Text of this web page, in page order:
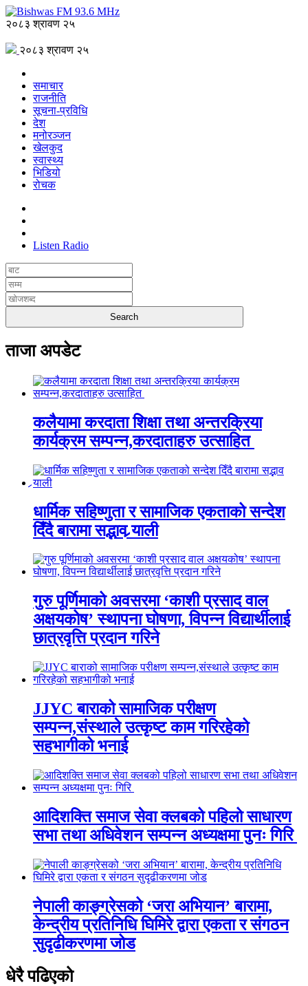
२०८३ श्रावण २५
२०८३ श्रावण २५
समाचार
राजनीति
सूचना-प्रविधि
देश
मनोरञ्जन
खेलकुद
स्वास्थ्य
भिडियो
रोचक
Listen Radio
ताजा अपडेट
कलैयामा करदाता शिक्षा तथा अन्तरक्रिया
कार्यक्रम सम्पन्न,करदाताहरु उत्साहित
धार्मिक सहिष्णुता र सामाजिक एकताको सन्देश
दिँदै बारामा सद्भाव र्‍याली
गुरु पूर्णिमाको अवसरमा ‘काशी प्रसाद वाल
अक्षयकोष’ स्थापना घोषणा, विपन्न विद्यार्थीलाई
छात्रवृत्ति प्रदान गरिने
JJYC बाराको सामाजिक परीक्षण
सम्पन्न,संस्थाले उत्कृष्ट काम गरिरहेको
सहभागीको भनाई
आदिशक्ति समाज सेवा क्लबको पहिलो साधारण
सभा तथा अधिवेशन सम्पन्न अध्यक्षमा पुनः गिरि
नेपाली काङ्ग्रेसको ‘जरा अभियान’ बारामा,
केन्द्रीय प्रतिनिधि घिमिरे द्वारा एकता र संगठन
सुदृढीकरणमा जोड
धेरै पढिएको